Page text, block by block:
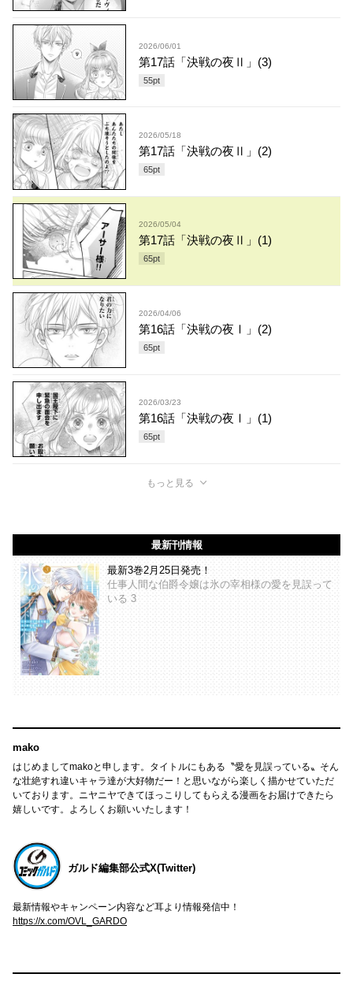
2026/06/01
第17話「決戦の夜Ⅱ」(3)
55pt
2026/05/18
第17話「決戦の夜Ⅱ」(2)
65pt
2026/05/04
第17話「決戦の夜Ⅱ」(1)
65pt
2026/04/06
第16話「決戦の夜Ⅰ」(2)
65pt
2026/03/23
第16話「決戦の夜Ⅰ」(1)
65pt
もっと見る
最新刊情報
最新3巻2月25日発売！
仕事人間な伯爵令嬢は氷の宰相様の愛を見誤って
いる 3
mako
はじめましてmakoと申します。タイトルにもある〝愛を見誤っている〟そん
な壮絶すれ違いキャラ達が大好物だー！と思いながら楽しく描かせていただ
いております。ニヤニヤできてほっこりしてもらえる漫画をお届けできたら
嬉しいです。よろしくお願いいたします！
ガルド編集部公式X(Twitter)
最新情報やキャンペーン内容など耳より情報発信中！
https://x.com/OVL_GARDO